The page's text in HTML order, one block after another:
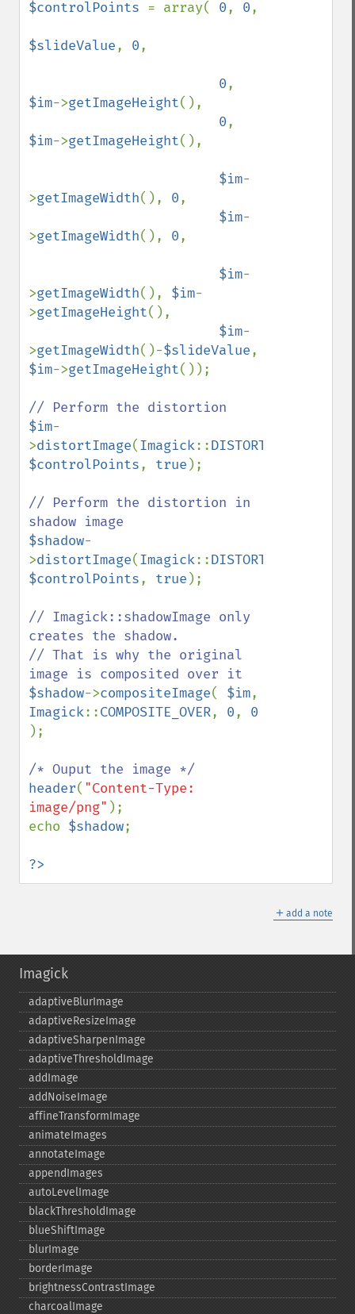
$controlPoints = array( 0, 0,
$slideValue, 0,
0
$im->getImageHeight(),
0
$im->getImageHeight(),
$im-
>getImageWidth(), 0,
$im-
>getImageWidth(), 0,
$im-
>getImageWidth(), $im-
>getImageHeight(),
$im-
>getImageWidth()-$slideValue
$im->getImageHeight());
$im-
>distortImage(Imagick::
$controlPoints, true );
// Perform the distortion in
$shadow-
>distortImage(Imagick::
$controlPoints, true );
// Imagick::shadowImage only
creates the shadow.
// That is why the original
$shadow->compositeImage( $im
Imagick::COMPOSITE_OVER, 0,
);
header( "Content-Type:
image/png" );
echo $shadow;
?>
＋ add a note
Imagick
adaptiveBlurImage
adaptiveResizeImage
adaptiveSharpenImage
adaptiveThresholdImage
addImage
addNoiseImage
affineTransformImage
animateImages
annotateImage
appendImages
autoLevelImage
blackThresholdImage
blueShiftImage
blurImage
borderImage
brightnessContrastImage
charcoalImage